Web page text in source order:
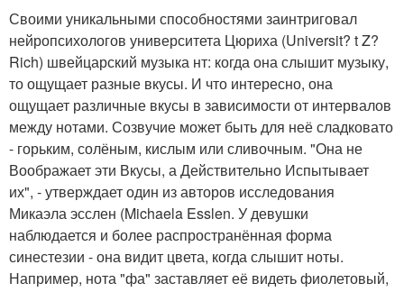
Своими уникальными способностями заинтриговал
нейропсихологов университета Цюриха (Universit? t Z?
Rich) швейцарский музыка нт: когда она слышит музыку,
то ощущает разные вкусы. И что интересно, она
ощущает различные вкусы в зависимости от интервалов
между нотами. Созвучие может быть для неё сладковато
- горьким, солёным, кислым или сливочным. "Она не
Воображает эти Вкусы, а Действительно Испытывает
их", - утверждает один из авторов исследования
Микаэла эсслен (Michaela Esslen. У девушки
наблюдается и более распространённая форма
синестезии - она видит цвета, когда слышит ноты.
Например, нота "фа" заставляет её видеть фиолетовый,